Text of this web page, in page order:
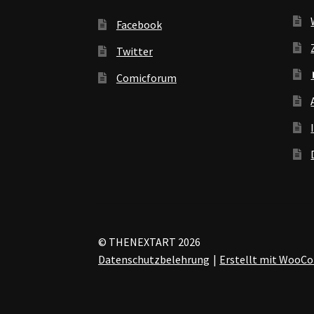
Facebook
Twitter
Comicforum
© THENEXTART 2026
Datenschutzbelehrung
Erstellt mit